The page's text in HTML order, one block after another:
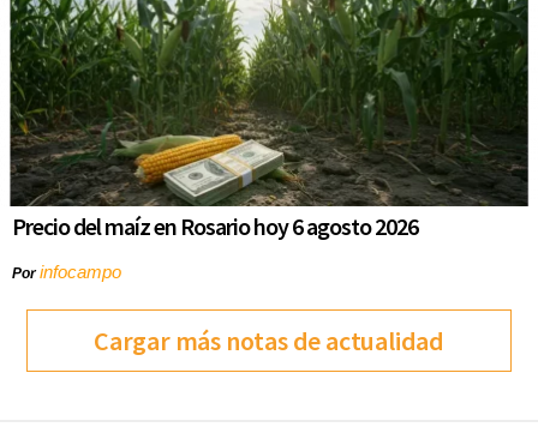
Precio del maíz en Rosario hoy 6 agosto 2026
Porinfocampo
Cargar más notas de actualidad